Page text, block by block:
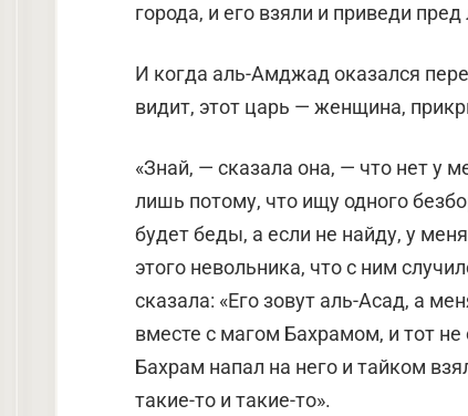
города, и его взяли и приведи пред
И когда аль-Амджад оказался
видит, этот царь — женщина,
«Знай, — сказала она, — что нет у
лишь потому, что ищу одного
будет беды, а если не найду, у
этого невольника, что с ним
сказала: «Его зовут аль-Асад, а
вместе с магом Бахрамом, и тот не
Бахрам напал на него и тайком
такие-то и такие-то».